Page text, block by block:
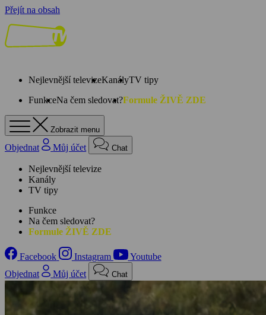
Přejít na obsah
Nejlevnější televizeKanályTV tipy
FunkceNa čem sledovat?Formule ŽIVĚ ZDE
Zobrazit menu
Objednat Můj účet Chat
Nejlevnější televize
Kanály
TV tipy
Funkce
Na čem sledovat?
Formule ŽIVĚ ZDE
Facebook Instagram
Youtube
Objednat
Můj účet Chat